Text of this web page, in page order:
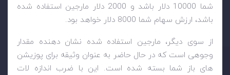
شما 10000 دلار باشد و 2000 دلار مارجین استفاده شده
باشد، ارزش سهام شما 8000 دلار خواهد بود.
از سوی دیگر، مارجین استفاده شده نشان دهنده مقدار
وجوهی است که در حال حاضر به عنوان وثیقه برای پوزیشن
های باز شما بسته شده است. این با ضرب اندازه لات